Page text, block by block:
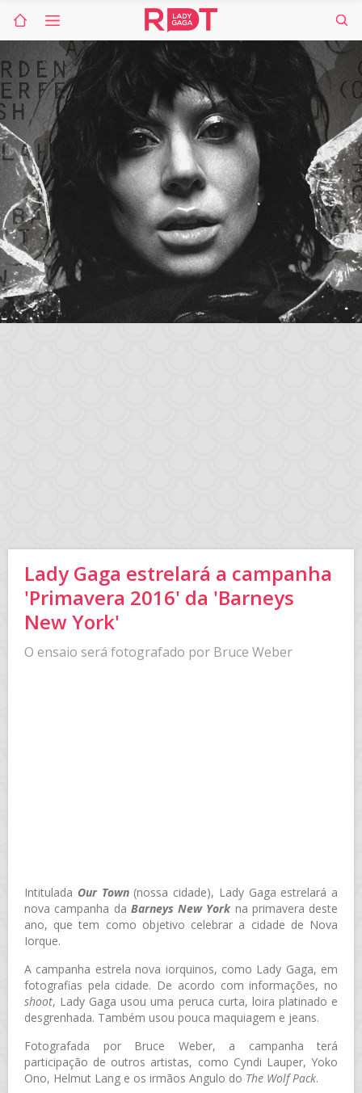
Lady Gaga estrelará a campanha
'Primavera 2016' da 'Barneys
New York'
O ensaio será fotografado por Bruce Weber
Intitulada Our Town(nossa cidade), Lady Gaga estrelará a
nova campanha da Barneys New Yorkna primavera deste
ano, que tem como objetivo celebrar a cidade de Nova
Iorque.
A campanha estrela nova iorquinos, como Lady Gaga, em
fotografias pela cidade. De acordo com informações, no
shoot, Lady Gaga usou uma peruca curta, loira platinado e
desgrenhada. Também usou pouca maquiagem e jeans.
Fotografada por Bruce Weber, a campanha terá
participação de outros artistas, como Cyndi Lauper, Yoko
Ono, Helmut Lang e os irmãos Angulo do The Wolf Pack.